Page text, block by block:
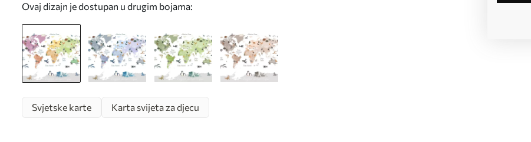
br. c00009fr
Ovaj dizajn je dostupan u drugim bojama:
Svjetske karte Karta svijeta za djecu